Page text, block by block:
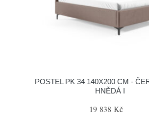
POSTEL PK 34 140X200 CM -
HNĚDÁ I
19 838 Kč